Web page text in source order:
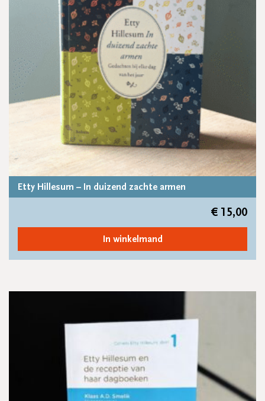
Etty Hillesum – In duizend zachte armen
€ 15,00
In winkelmand